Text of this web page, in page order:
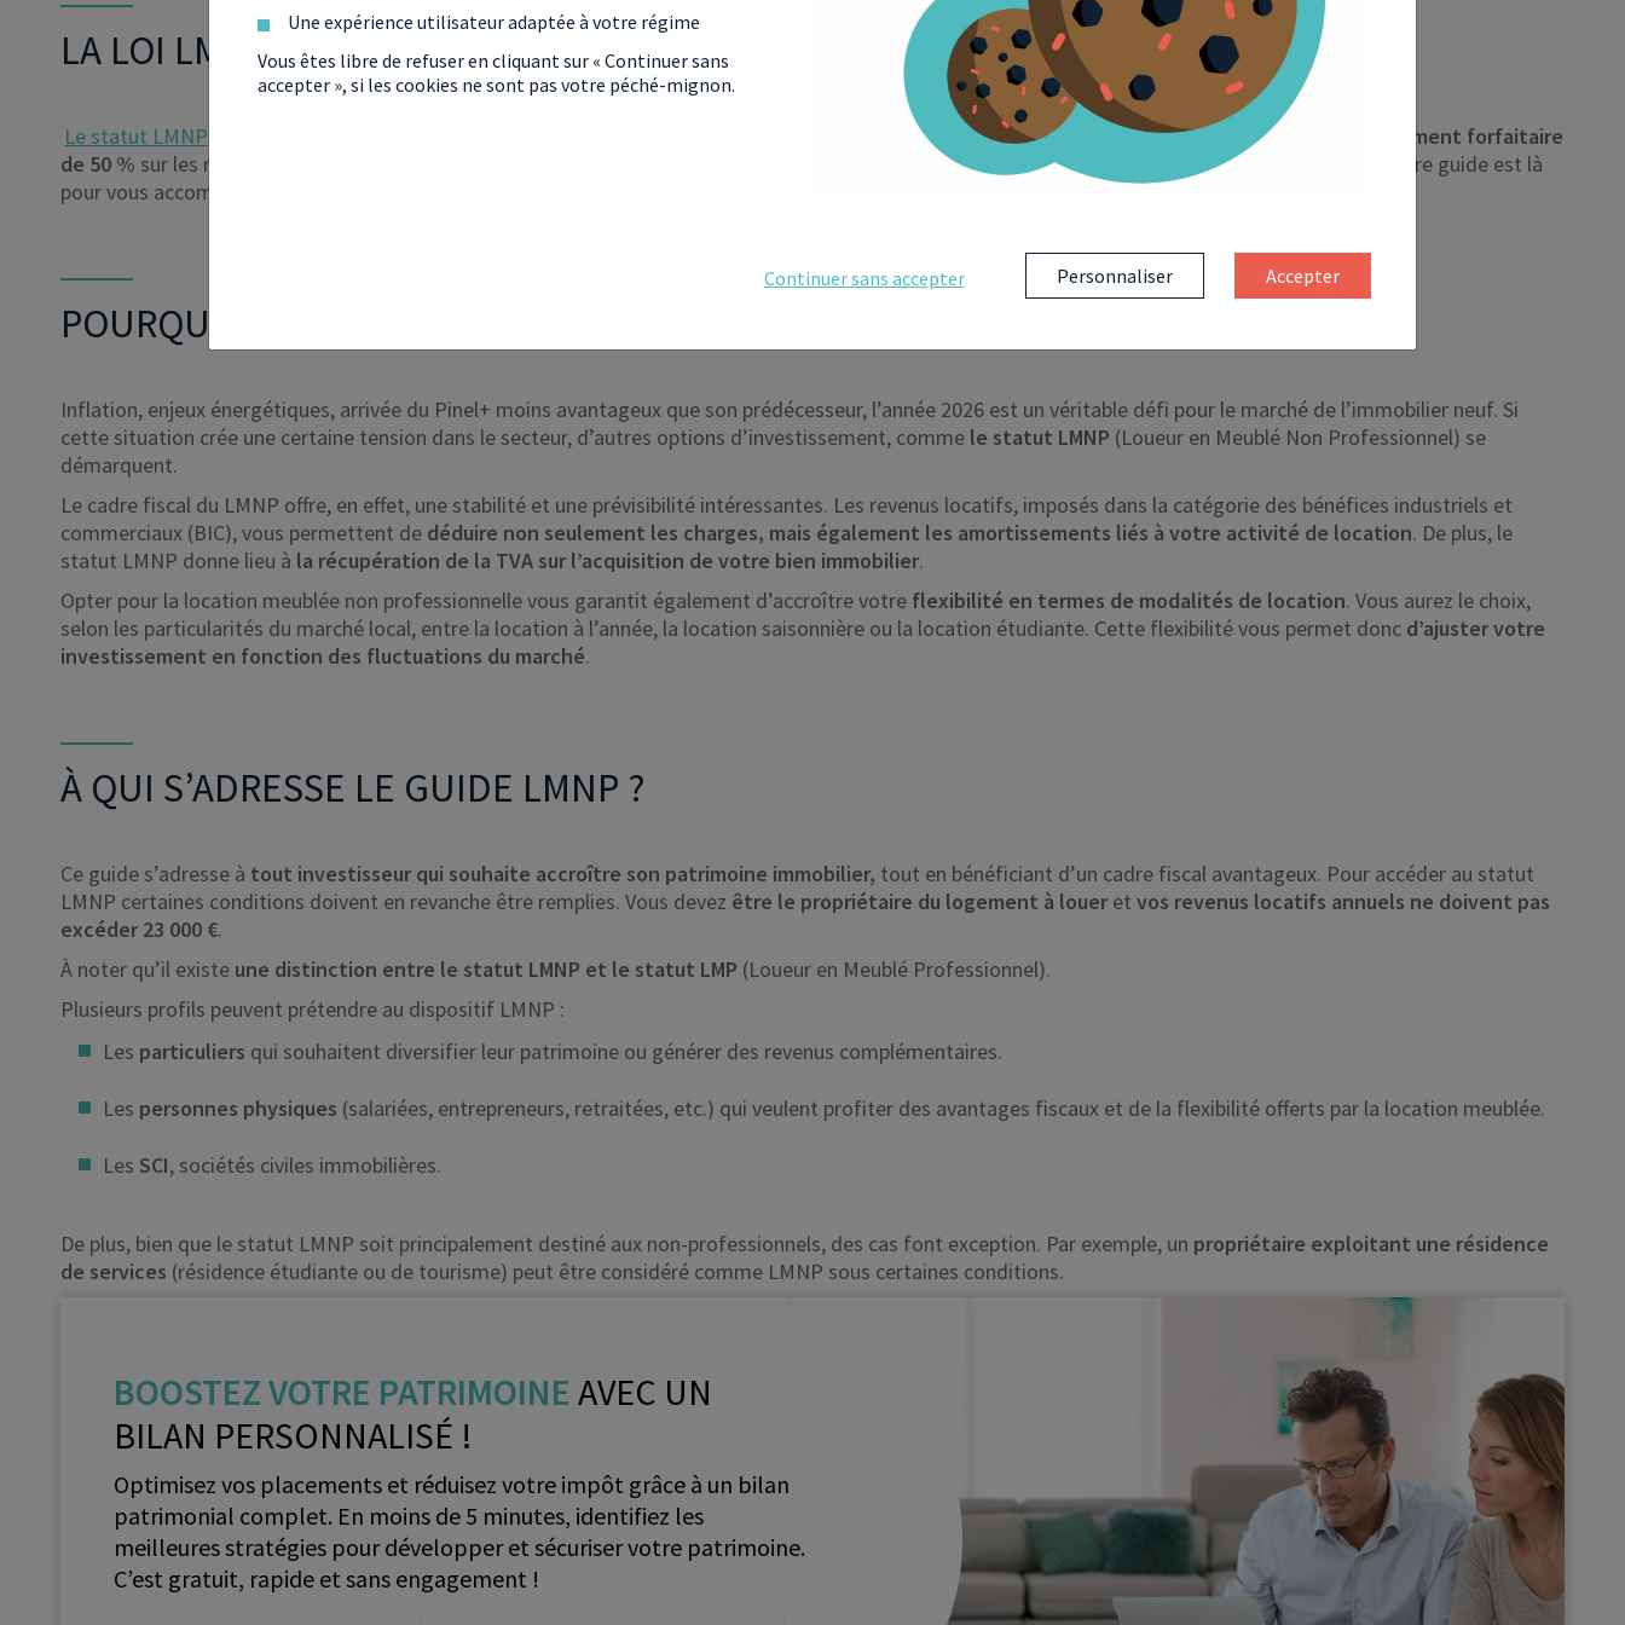
LA LOI LMNP EN BREF
Le statut LMNP cadre juridique souple et une fiscalité particulièrement avantageuse . En effet, l’administration fiscale applique un
abattement forfaitaire
de 50 % sur les revenus générés. Investir en LMNP va donc vous permettre d’ étoffer votre patrimoine immobilier tout en réduisant vos impôts
. Notre guide est là
pour vous accompagner dans votre projet et en assurer la réussite. Alors n’attendez plus pour le télécharger.
POURQUOI INVESTIR EN LMNP EN 2026 ?
Inflation, enjeux énergétiques, arrivée du Pinel+ moins avantageux que son prédécesseur, l’année 2026 est un véritable défi pour le marché de l’immobilier neuf. Si
cette situation crée une certaine tension dans le secteur, d’autres options d’investissement, comme le statut LMNP (Loueur en Meublé Non Professionnel) se
démarquent.
Le cadre fiscal du LMNP offre, en effet, une stabilité et une prévisibilité intéressantes. Les revenus locatifs, imposés dans la catégorie des bénéfices industriels et
commerciaux (BIC), vous permettent de déduire non seulement les charges, mais également les amortissements liés à votre activité de location. De plus, le
statut LMNP donne lieu à la récupération de la TVA sur l’acquisition de votre bien immobilier.
Opter pour la location meublée non professionnelle vous garantit également d’accroître votre flexibilité en termes de modalités de location. Vous aurez le choix,
selon les particularités du marché local, entre la location à l’année, la location saisonnière ou la location étudiante. Cette flexibilité vous permet donc d’ajuster votre
investissement en fonction des fluctuations du marché.
À QUI S’ADRESSE LE GUIDE LMNP ?
Ce guide s’adresse à tout investisseur qui souhaite accroître son patrimoine immobilier, tout en bénéficiant d’un cadre fiscal avantageux. Pour accéder au statut
LMNP certaines conditions doivent en revanche être remplies. Vous devez être le propriétaire du logement à loueret vos revenus locatifs annuels ne doivent pas
excéder 23 000 €.
À noter qu’il existe une distinction entre le statut LMNP et le statut LMP (Loueur en Meublé Professionnel).
Plusieurs profils peuvent prétendre au dispositif LMNP :
Les particuliers qui souhaitent diversifier leur patrimoine ou générer des revenus complémentaires.
Les personnes physiques (salariées, entrepreneurs, retraitées, etc.) qui veulent profiter des avantages fiscaux et de la flexibilité offerts par la location meublée.
Les SCI, sociétés civiles immobilières.
De plus, bien que le statut LMNP soit principalement destiné aux non-professionnels, des cas font exception. Par exemple, un propriétaire exploitant une résidence
de services (résidence étudiante ou de tourisme) peut être considéré comme LMNP sous certaines conditions.
BOOSTEZ VOTRE PATRIMOINE AVEC UN
BILAN PERSONNALISÉ !
Optimisez vos placements et réduisez votre impôt grâce à un bilan
patrimonial complet. En moins de 5 minutes, identifiez les
meilleures stratégies pour développer et sécuriser votre patrimoine.
C’est gratuit, rapide et sans engagement !
Une expérience utilisateur adaptée à votre régime
Vous êtes libre de refuser en cliquant sur « Continuer sans
accepter », si les cookies ne sont pas votre péché-mignon.
Continuer sans accepter Personnaliser Accepter